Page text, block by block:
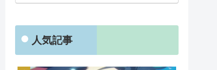
は･･･夢みたいだ」
人気記事